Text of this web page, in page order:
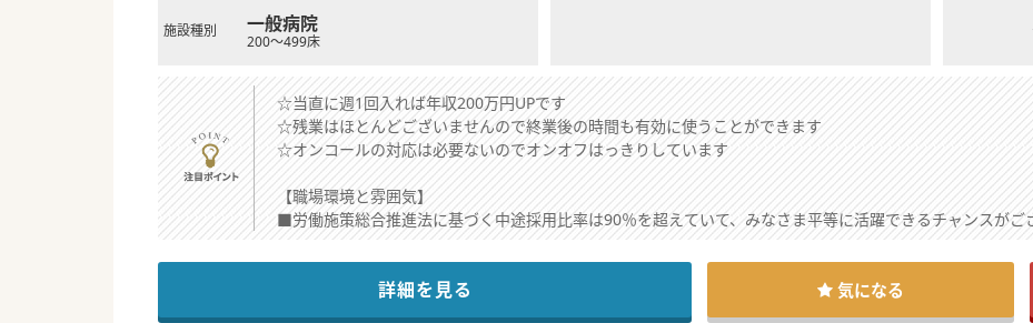
施設種別 一般病院
200～499床
☆当直に週1回入れば年収200万円UPです
☆残業はほとんどございませんので終業後の時間も有効に使うことができます
☆オンコールの対応は必要ないのでオンオフはっきりしています
【職場環境と雰囲気】
■労働施策総合推進法に基づく中途採用比率は90％を超えていて、みなさま平等に活躍できるチャンスがご
■長野県千曲市には4件の病院がありますが、最も多い病床数をもつケアミックス病院です
■北信エリア、東信エリアから通いやすい立地ですが中信エリアからの通勤も可能な範囲です
詳細を見る 気になる